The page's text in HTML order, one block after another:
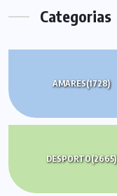
Categorias
AMARES(1728)
DESPORTO(2665)